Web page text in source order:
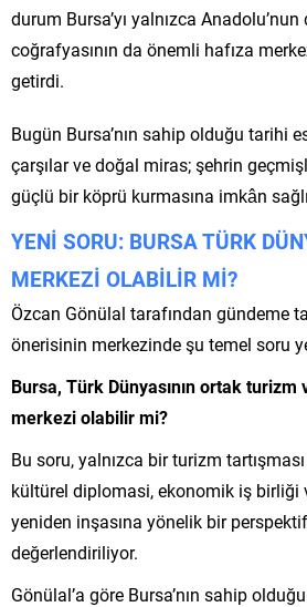
durum Bursa’yı yalnızca
coğrafyasının da önemli hafıza
getirdi.
Bugün Bursa’nın sahip olduğu tarihi
çarşılar ve doğal miras; şehrin
güçlü bir köprü kurmasına imkân
YENİ SORU: BURSA TÜRK
MERKEZİ OLABİLİR Mİ?
Özcan Gönülal tarafından gündeme
önerisinin merkezinde şu temel soru
Bursa, Türk Dünyasının ortak
merkezi olabilir mi?
Bu soru, yalnızca bir turizm
kültürel diplomasi, ekonomik iş birliği
yeniden inşasına yönelik bir
değerlendiriliyor.
Gönülal’a göre Bursa’nın sahip